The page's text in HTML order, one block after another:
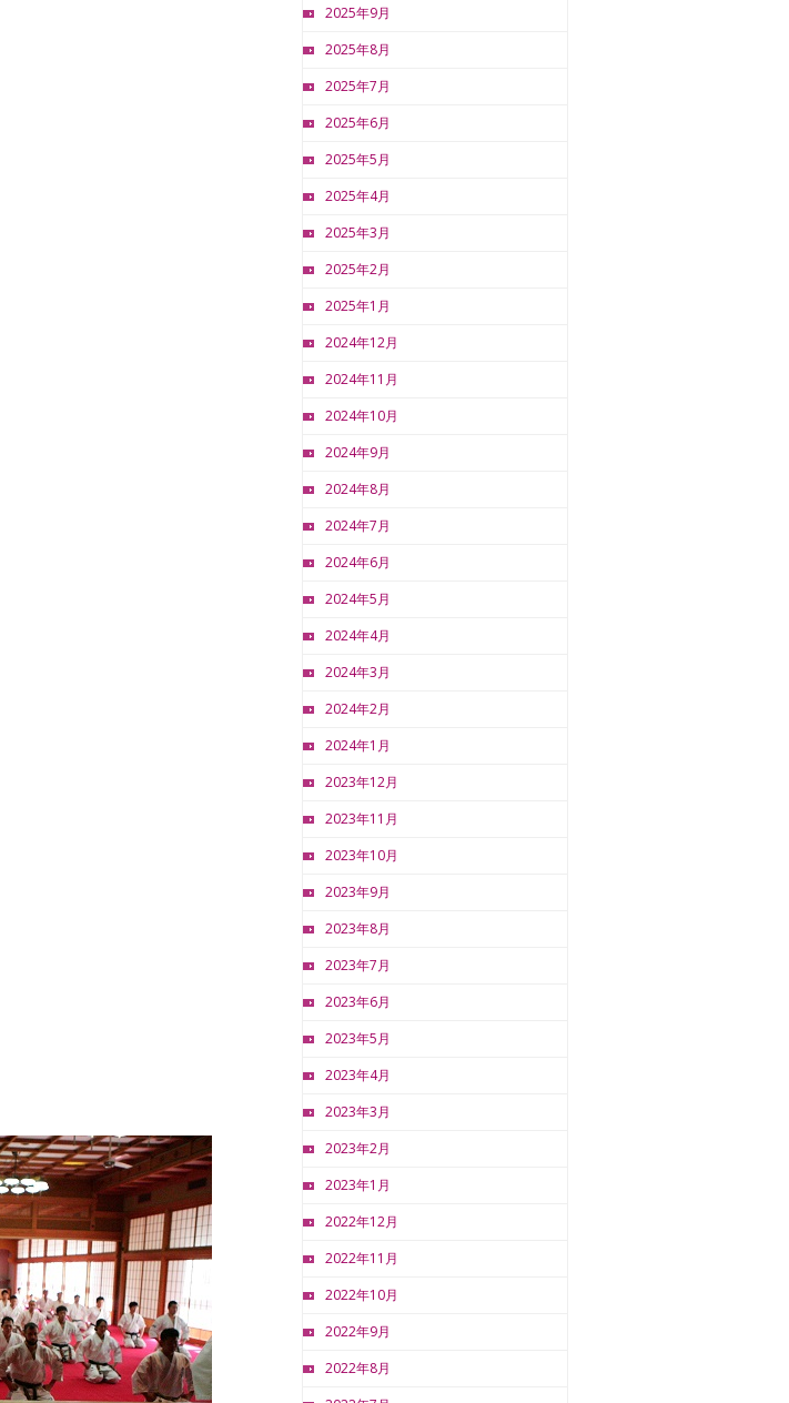
2025年9月
2025年8月
2025年7月
2025年6月
2025年5月
2025年4月
2025年3月
2025年2月
2025年1月
2024年12月
2024年11月
2024年10月
2024年9月
2024年8月
2024年7月
2024年6月
2024年5月
2024年4月
2024年3月
2024年2月
2024年1月
2023年12月
2023年11月
2023年10月
2023年9月
2023年8月
2023年7月
2023年6月
2023年5月
2023年4月
2023年3月
2023年2月
2023年1月
2022年12月
2022年11月
2022年10月
2022年9月
2022年8月